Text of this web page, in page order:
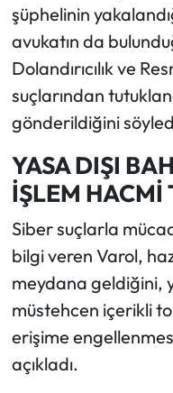
şüphelinin
avukatın da
Dolandırıcılık ve
suçlarından
gönderildiğini
YASA DIŞI
İŞLEM HACMİ
Siber suçlarla
bilgi veren Varol,
meydana geldiğini,
müstehcen içerikli
erişime
açıkladı.